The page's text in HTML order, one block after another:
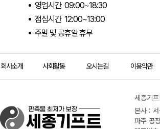
영업시간 09:00~18:30
점심시간 12:00~13:00
주말 및 공휴일 휴무
회사소개 사회활동 오시는길 이용약관
세종기
본사 :
파주 공